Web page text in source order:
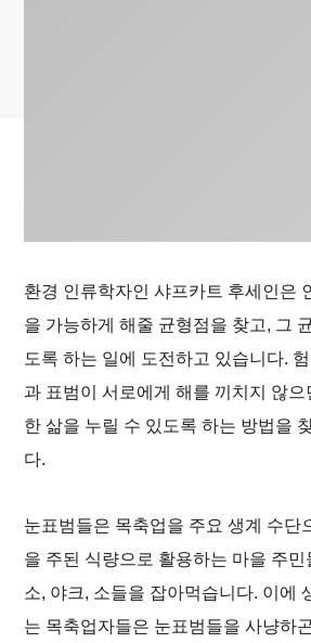
환경 인류학자인 샤프카트 후세인은
을 가능하게 해줄 균형점을 찾고, 그
도록 하는 일에 도전하고 있습니다.
과 표범이 서로에게 해를 끼치지 않
한 삶을 누릴 수 있도록 하는 방법을
다.
눈표범들은 목축업을 주요 생계 수단
을 주된 식량으로 활용하는 마을 주민
소, 야크, 소들을 잡아먹습니다. 이에
는 목축업자들은 눈표범들을 사냥하